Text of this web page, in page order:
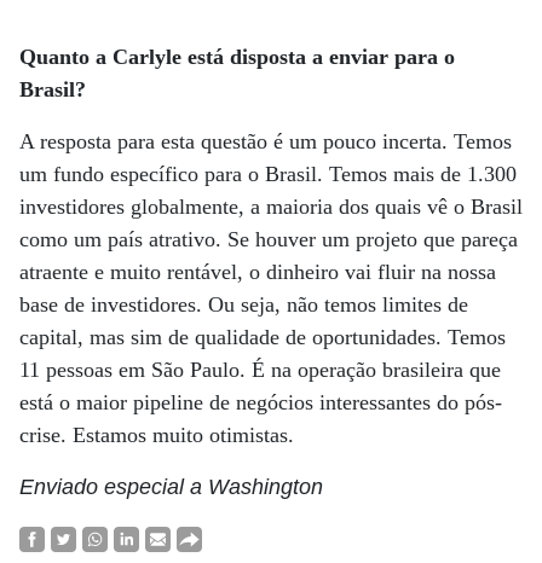
Quanto a Carlyle está disposta a enviar para o
Brasil?
A resposta para esta questão é um pouco incerta. Temos
um fundo específico para o Brasil. Temos mais de 1.300
investidores globalmente, a maioria dos quais vê o Brasil
como um país atrativo. Se houver um projeto que pareça
atraente e muito rentável, o dinheiro vai fluir na nossa
base de investidores. Ou seja, não temos limites de
capital, mas sim de qualidade de oportunidades. Temos
11 pessoas em São Paulo. É na operação brasileira que
está o maior pipeline de negócios interessantes do pós-
crise. Estamos muito otimistas.
Enviado especial a Washington